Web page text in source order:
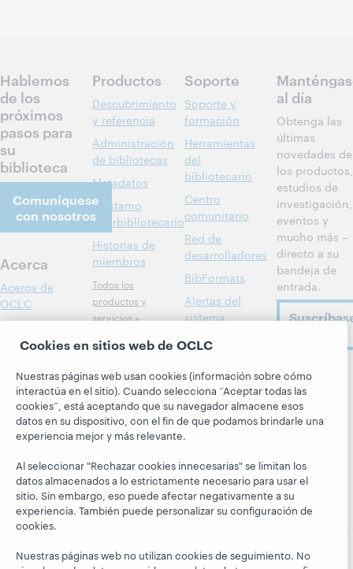
Hablemos
de los
próximos
pasos para
su
biblioteca
Comuníquese
con nosotros
Acerca
Acerca de
OCLC
Respeto y
Aspectos
financieros
Dirección
Trust Center
Productos
Descubrimiento
y referencia
Administración
de bibliotecas
Metadatos
Préstamo
interbibliotecario
Historias de
miembros
Todos los
productos y
servicios »
Aprenda
WebJunction
Eventos
Seminarios
Soporte
Soporte y
formación
Herramientas
del
bibliotecario
Centro
comunitario
Red de
desarrolladores
BibFormats
Alertas del
sistema
Blogs
El blog
Hanging
Together
Leadership
blog
al día
Obtenga las
últimas
novedades de
los productos,
estudios de
investigación,
eventos y
mucho más –
directo a su
bandeja de
entrada.
Siga a
OCLC
Cookies en sitios web de OCLC
Nuestras páginas web usan cookies (información sobre cómo
interactúa en el sitio). Cuando selecciona “Aceptar todas las
cookies”, está aceptando que su navegador almacene esos
datos en su dispositivo, con el fin de que podamos brindarle una
experiencia mejor y más relevante.
Al seleccionar "Rechazar cookies innecesarias" se limitan los
datos almacenados a lo estrictamente necesario para usar el
sitio. Sin embargo, eso puede afectar negativamente a su
experiencia. También puede personalizar su configuración de
cookies.
Nuestras páginas web no utilizan cookies de seguimiento. No